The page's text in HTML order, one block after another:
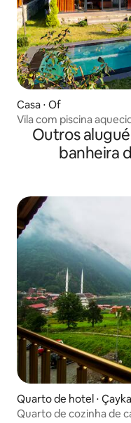
Casa ⋅ Of
Vila com piscina
Outros
banheira
Quarto de hotel ⋅
Quarto de cozinha de